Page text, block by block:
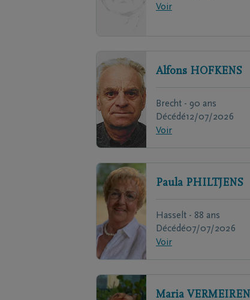
Voir
Alfons HOFKENS
Brecht - 90 ans
Décédé12/07/2026
Voir
Paula PHILTJENS
Hasselt - 88 ans
Décédé07/07/2026
Voir
Maria VERMEIREN